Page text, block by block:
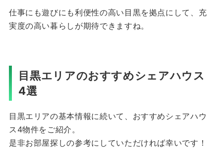
仕事にも遊びにも利便性の高い目黒を拠点にして、充
実度の高い暮らしが期待できますね。
目黒エリアのおすすめシェアハウス
4選
目黒エリアの基本情報に続いて、おすすめシェアハウ
ス4物件をご紹介。
是非お部屋探しの参考にしていただければ幸いです！